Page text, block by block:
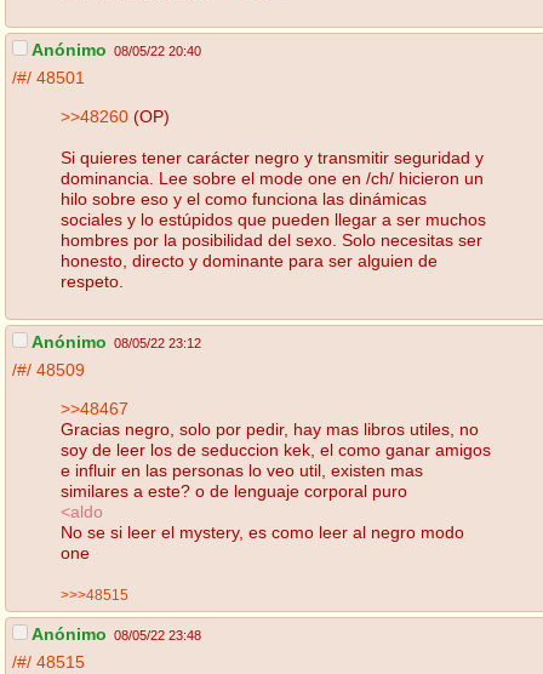
Anónimo 08/05/22 20:40
/#/ 48501
>>48260 (OP)
Si quieres tener carácter negro y transmitir seguridad y
dominancia. Lee sobre el mode one en /ch/ hicieron un
hilo sobre eso y el como funciona las dinámicas
sociales y lo estúpidos que pueden llegar a ser muchos
hombres por la posibilidad del sexo. Solo necesitas ser
honesto, directo y dominante para ser alguien de
respeto.
Anónimo 08/05/22 23:12
/#/ 48509
>>48467
Gracias negro, solo por pedir, hay mas libros utiles, no
soy de leer los de seduccion kek, el como ganar amigos
e influir en las personas lo veo util, existen mas
similares a este? o de lenguaje corporal puro
<aldo
No se si leer el mystery, es como leer al negro modo
one
>>>48515
Anónimo 08/05/22 23:48
/#/ 48515